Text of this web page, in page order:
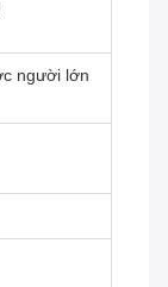
người lớn